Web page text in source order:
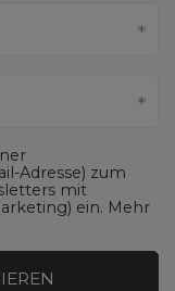
Adresse) zum
mit
ein. Mehr